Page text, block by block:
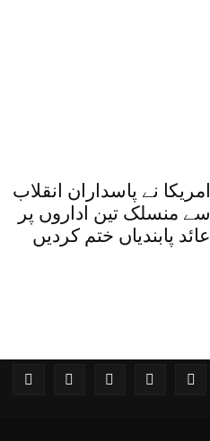
امریکا نے پاسداران انقلاب
سے منسلک تین اداروں پر
عائد پابندیاں ختم کردیں